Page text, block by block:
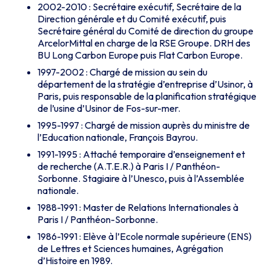
2002-2010 : Secrétaire exécutif, Secrétaire de la
Direction générale et du Comité exécutif, puis
Secrétaire général du Comité de direction du groupe
ArcelorMittal en charge de la RSE Groupe. DRH des
BU Long Carbon Europe puis Flat Carbon Europe.
1997-2002 : Chargé de mission au sein du
département de la stratégie d’entreprise d’Usinor, à
Paris, puis responsable de la planification stratégique
de l’usine d’Usinor de Fos-sur-mer.
1995-1997 : Chargé de mission auprès du ministre de
l’Education nationale, François Bayrou.
1991-1995 : Attaché temporaire d’enseignement et
de recherche (A.T.E.R.) à Paris I / Panthéon-
Sorbonne. Stagiaire à l’Unesco, puis à l’Assemblée
nationale.
1988-1991 : Master de Relations Internationales à
Paris I / Panthéon-Sorbonne.
1986-1991 : Elève à l’Ecole normale supérieure (ENS)
de Lettres et Sciences humaines, Agrégation
d’Histoire en 1989.